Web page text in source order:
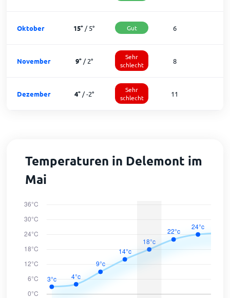
Oktober 15° /5° Gut 6
November 9°/2°
Sehr
schlecht
8
Dezember 4°/-2°
Sehr
schlecht
11
Temperaturen in Delemont im
Mai